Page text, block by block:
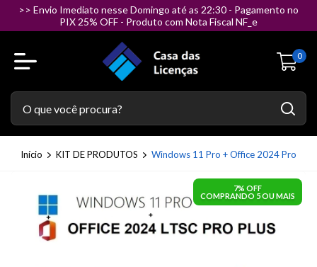
>> Envio Imediato nesse Domingo até as 22:30 - Pagamento no
PIX 25% OFF - Produto com Nota Fiscal NF_e
0
Início KIT DE PRODUTOS Windows 11 Pro + Office 2024 Pro
7% OFF
COMPRANDO 5 OU MAIS